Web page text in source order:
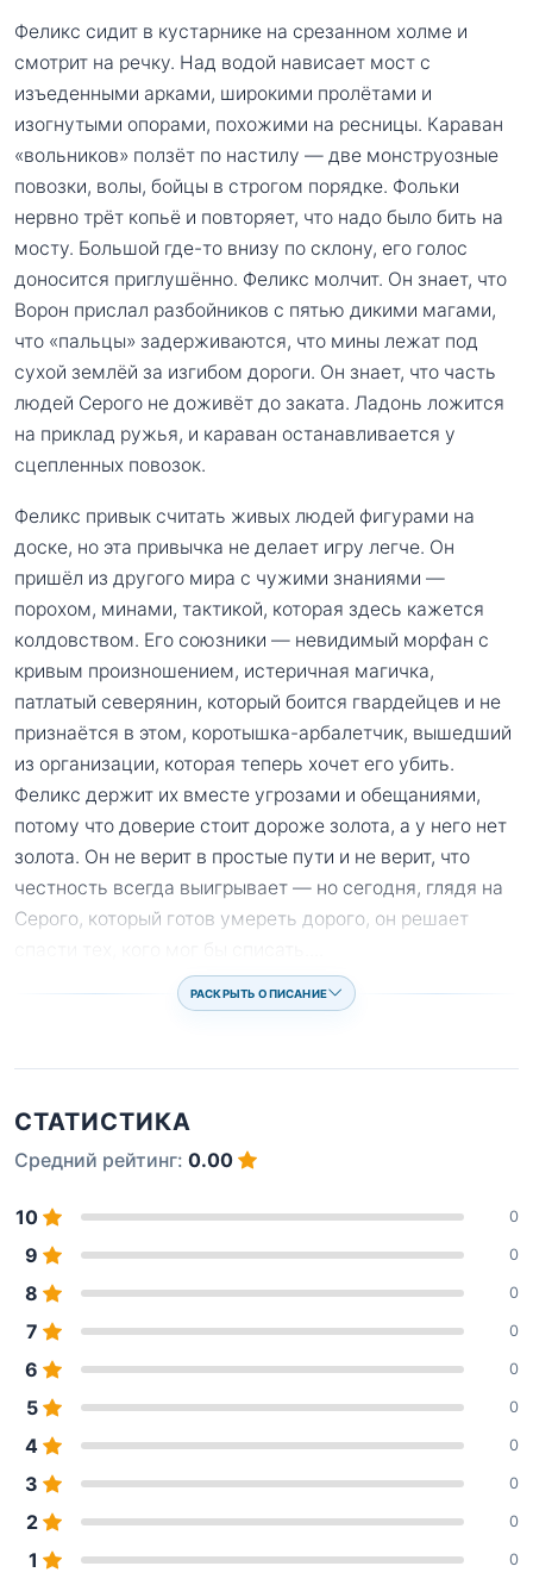
Феликс сидит в кустарнике на срезанном холме и
смотрит на речку. Над водой нависает мост с
изъеденными арками, широкими пролётами и
изогнутыми опорами, похожими на ресницы. Караван
«вольников» ползёт по настилу — две монструозные
повозки, волы, бойцы в строгом порядке. Фольки
нервно трёт копьё и повторяет, что надо было бить на
мосту. Большой где-то внизу по склону, его голос
доносится приглушённо. Феликс молчит. Он знает, что
Ворон прислал разбойников с пятью дикими магами,
что «пальцы» задерживаются, что мины лежат под
сухой землёй за изгибом дороги. Он знает, что часть
людей Серого не доживёт до заката. Ладонь ложится
на приклад ружья, и караван останавливается у
сцепленных повозок.
Феликс привык считать живых людей фигурами на
доске, но эта привычка не делает игру легче. Он
пришёл из другого мира с чужими знаниями —
порохом, минами, тактикой, которая здесь кажется
колдовством. Его союзники — невидимый морфан с
кривым произношением, истеричная магичка,
патлатый северянин, который боится гвардейцев и не
признаётся в этом, коротышка-арбалетчик, вышедший
из организации, которая теперь хочет его убить.
Феликс держит их вместе угрозами и обещаниями,
потому что доверие стоит дороже золота, а у него нет
золота. Он не верит в простые пути и не верит, что
честность всегда выигрывает — но сегодня, глядя на
Серого, который готов умереть дорого, он решает
РАСКРЫТЬ ОПИСАНИЕ
СТАТИСТИКА
Средний рейтинг: 0.00
10 0
9 0
8 0
7 0
6 0
5 0
4 0
3 0
2 0
1 0